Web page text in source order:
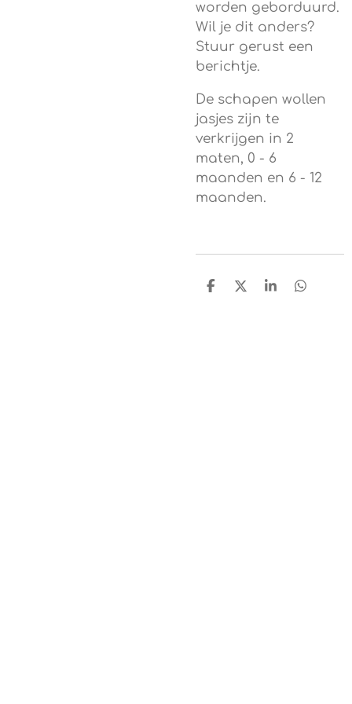
worden geborduurd.
Wil je dit anders?
Stuur gerust een
berichtje.
De schapen wollen
jasjes zijn te
verkrijgen in 2
maten, 0 - 6
maanden en 6 - 12
maanden.
D
D
S
D